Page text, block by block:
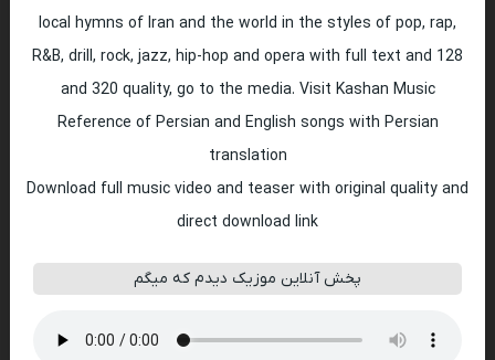
local hymns of Iran and the world in the styles of pop, rap,
R&B, drill, rock, jazz, hip-hop and opera with full text and 128
and 320 quality, go to the media. Visit Kashan Music
Reference of Persian and English songs with Persian
translation
Download full music video and teaser with original quality and
direct download link
پخش آنلاین موزیک دیدم که میگم